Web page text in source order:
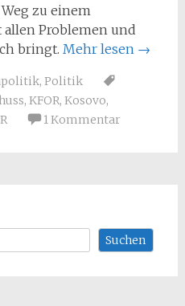
zu einem
Problemen und
bringt. Mehr lesen →
, Politik
, KFOR, Kosovo,
1 Kommentar
Suchen